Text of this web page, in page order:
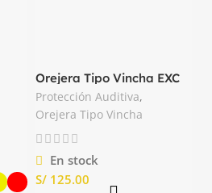
Orejera Tipo Vincha EXC
24dB MSA
Protección Auditiva,
Orejera Tipo Vincha
En stock
S/